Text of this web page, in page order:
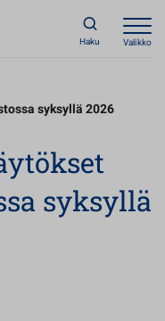
Haku Valikko
syksyllä 2026
syksyllä